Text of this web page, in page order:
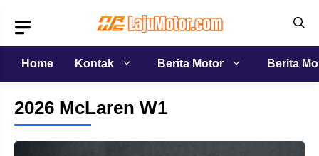
isi
Home
Kontak Berita Motor Berita
2026 McLaren W1